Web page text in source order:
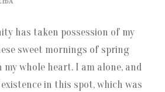
has taken possession of my
sweet mornings of spring
whole heart. I am alone, and
in this spot, which was